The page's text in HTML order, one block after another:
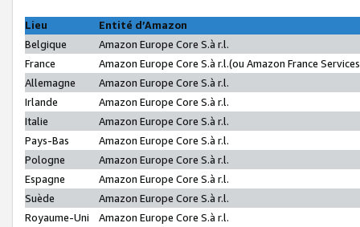
Lieu
Entité d’Amazon
Belgique
Amazon Europe Core S.à r.l.
France
Amazon Europe Core S.à r.l.(ou Amazon France
Allemagne
Amazon Europe Core S.à r.l.
Irlande
Amazon Europe Core S.à r.l.
Italie
Amazon Europe Core S.à r.l.
Pays-Bas
Amazon Europe Core S.à r.l.
Pologne
Amazon Europe Core S.à r.l.
Espagne
Amazon Europe Core S.à r.l.
Suède
Amazon Europe Core S.à r.l.
Royaume-Uni
Amazon Europe Core S.à r.l.